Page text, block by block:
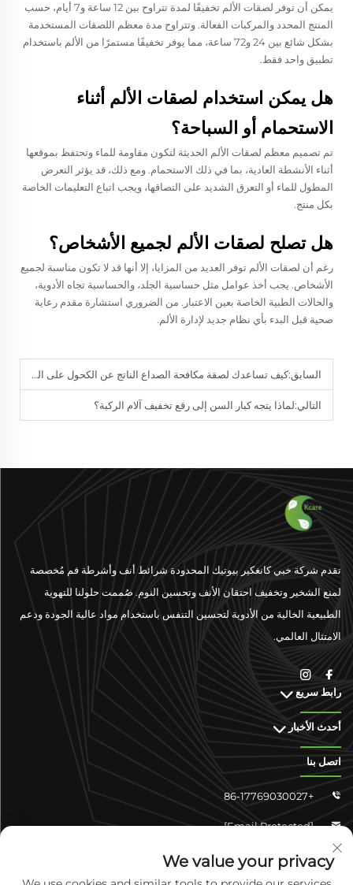
يمكن أن توفر لصقات الألم تخفيفًا لمدة تتراوح بين 12 ساعة و7 أيام، حسب
المنتج المحدد والمركبات الفعالة. وتتراوح مدة معظم اللصقات المستخدمة
بشكل شائع بين 24 و72 ساعة، مما يوفر تخفيفًا مستمرًا من الألم باستخدام
تطبيق واحد فقط.
هل يمكن استخدام لصقات الألم أثناء
الاستحمام أو السباحة؟
تم تصميم معظم لصقات الألم الحديثة لتكون مقاومة للماء وتحتفظ بموقعها
أثناء الأنشطة العادية، بما في ذلك الاستحمام. ومع ذلك، قد يؤثر التعرض
المطول للماء أو التعرق الشديد على التصاقها، ويجب اتباع التعليمات الخاصة
بكل منتج.
هل تصلح لصقات الألم لجميع الأشخاص؟
رغم أن لصقات الألم توفر العديد من المزايا، إلا أنها قد لا تكون مناسبة لجميع
الأشخاص. يجب أخذ عوامل مثل حساسية الجلد، والحساسية تجاه الأدوية،
والحالات الطبية الخاصة بعين الاعتبار. من الضروري استشارة مقدم رعاية
صحية قبل البدء بأي نظام جديد لإدارة الألم.
السابق:كيف تساعدك لصقة مكافحة الصداع الناتج عن الكحول على الشعور بالتحسن بعد الشرب؟
التالي:لماذا يتجه كبار السن إلى رقع تخفيف آلام الركبة؟
تقدم شركة خبي كانغكير بيوتيك المحدودة شرائط أنف وأشرطة فم مُخصصة
لمنع الشخير وتخفيف احتقان الأنف وتحسين النوم. صُممت حلولنا للتهوية
الطبيعية الخالية من الأدوية لتحسين التنفس باستخدام مواد عالية الجودة ودعم
الامتثال العالمي.
رابط سريع
أحدث الأخبار
اتصل بنا

+86-17769030027

[email Protected]

تشونغشان شانجyun 4-304، منطقة يوهوا، شيجياتشوانغ، خبي،
الصين
We value your privacy